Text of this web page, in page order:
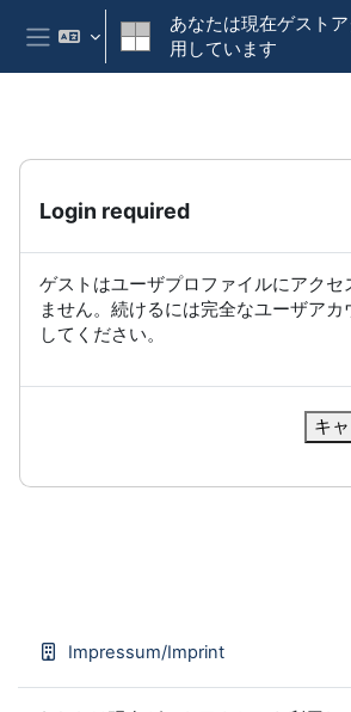
メインコンテンツへスキップする
サイドパネル
あなたは現在ゲスト
用しています
Login required
ゲストはユーザプロファイルにアクセ
ません。続けるには完全なユーザアカ
してください。
キ
Impressum/Imprint